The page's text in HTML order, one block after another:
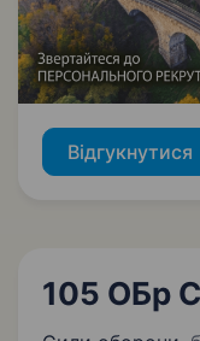
Відгукнутися
105 ОБр